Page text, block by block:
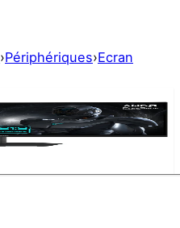
›Périphériques›Ecran